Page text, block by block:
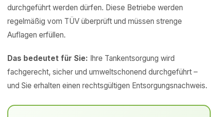
durchgeführt werden dürfen. Diese Betriebe werden
regelmäßig vom TÜV überprüft und müssen strenge
Auflagen erfüllen.
Das bedeutet für Sie: Ihre Tankentsorgung wird
fachgerecht, sicher und umweltschonend durchgeführt –
und Sie erhalten einen rechtsgültigen Entsorgungsnachweis.